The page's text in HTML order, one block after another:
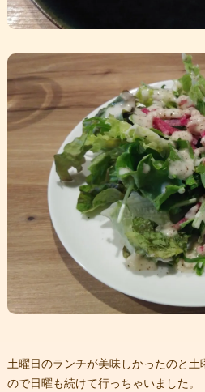
土曜日のランチが美味しかったのと
ので日曜も続けて行っちゃいました。